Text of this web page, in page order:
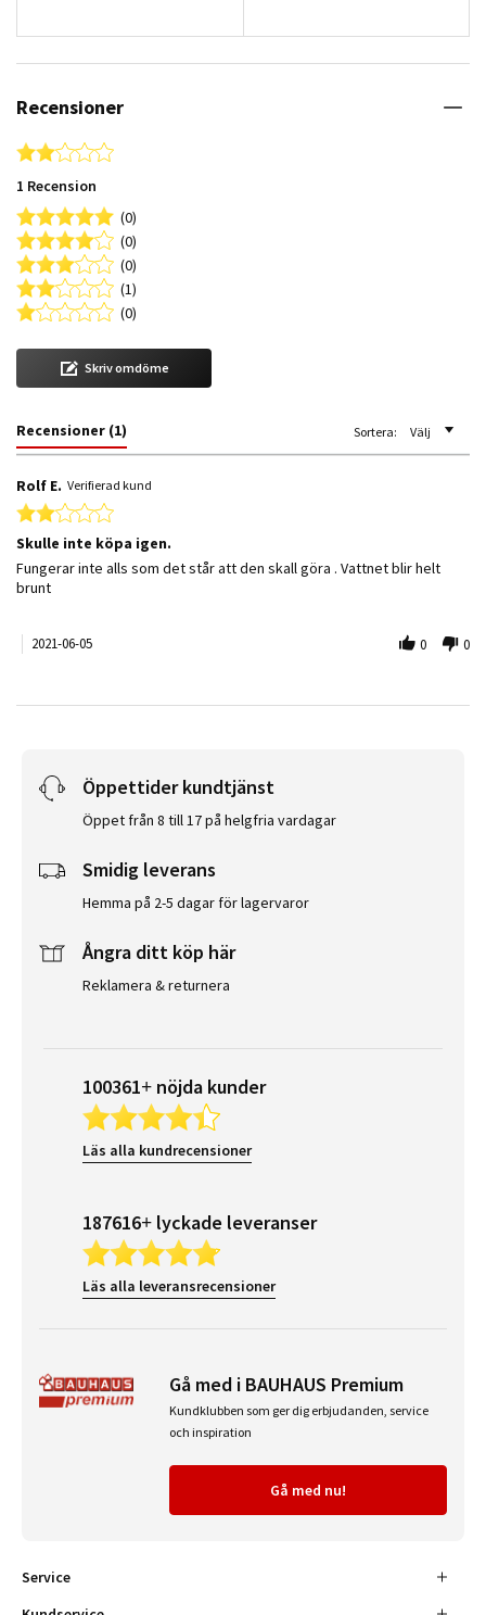
Recensioner
2.0 star rating
1 Recension
(0)
(0)
(0)
(1)
(0)
Skriv omdöme
Recensioner (1) Sortera: Välj
Rolf E. Verifierad kund
2.0 star rating
Skulle inte köpa igen.
Review by Rolf E. on 5 Jun 2021
review stating Skulle inte köpa igen.
Fungerar inte alls som det står att den skall göra . Vattnet blir helt
brunt
2021-06-05 0 0
Öppettider kundtjänst
Öppet från 8 till 17 på helgfria vardagar
Smidig leverans
Hemma på 2-5 dagar för lagervaror
Ångra ditt köp här
Reklamera & returnera
100361+ nöjda kunder
Läs alla kundrecensioner
187616+ lyckade leveranser
Läs alla leveransrecensioner
Gå med i BAUHAUS Premium
Kundklubben som ger dig erbjudanden, service
och inspiration
Gå med nu!
Service